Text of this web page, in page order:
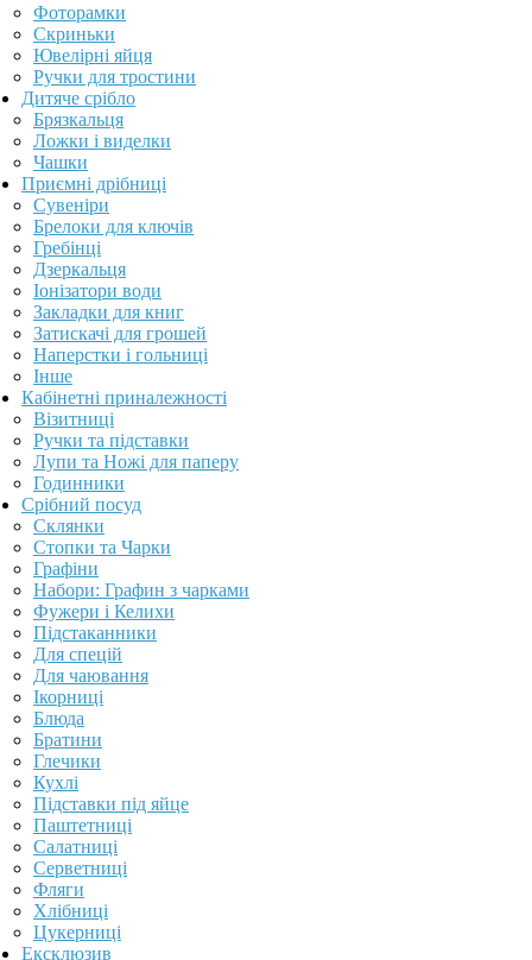
Фоторамки
Скриньки
Ювелірні яйця
Ручки для тростини
Дитяче срібло
Брязкальця
Ложки і виделки
Чашки
Приємні дрібниці
Сувеніри
Брелоки для ключів
Гребінці
Дзеркальця
Іонізатори води
Закладки для книг
Затискачі для грошей
Наперстки і гольниці
Інше
Кабінетні приналежності
Візитниці
Ручки та підставки
Лупи та Ножі для паперу
Годинники
Срібний посуд
Склянки
Стопки та Чарки
Графіни
Набори: Графин з чарками
Фужери і Келихи
Підстаканники
Для спецій
Для чаювання
Ікорниці
Блюда
Братини
Глечики
Кухлі
Підставки під яйце
Паштетниці
Салатниці
Серветниці
Фляги
Хлібниці
Цукерниці
Ексклюзив